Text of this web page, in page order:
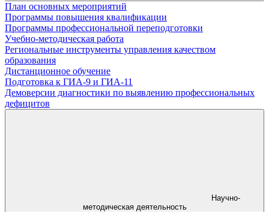
План основных мероприятий
Программы повышения квалификации
Программы профессиональной переподготовки
Учебно-методическая работа
Региональные инструменты управления качеством
образования
Дистанционное обучение
Подготовка к ГИА-9 и ГИА-11
Демоверсии диагностики по выявлению профессиональных
дефицитов
Научно-
методическая деятельность